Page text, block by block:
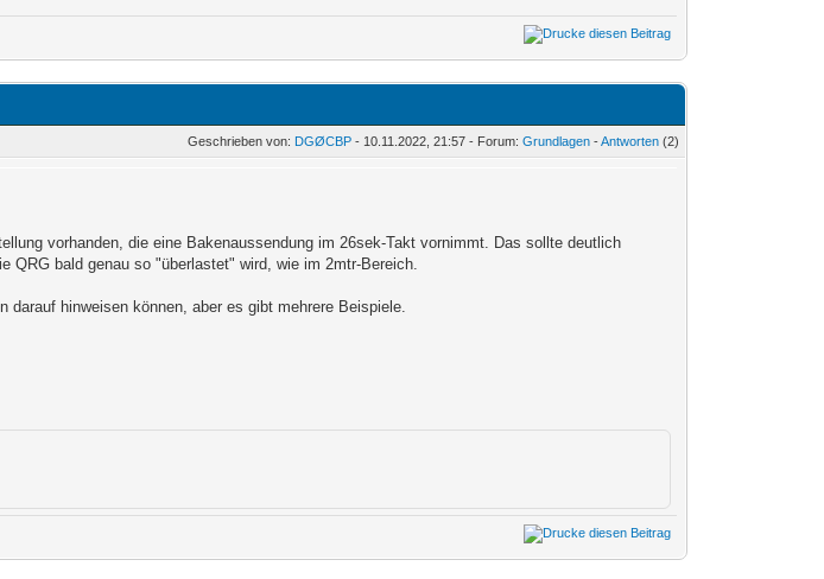
Geschrieben von: DGØCBP - 10.11.2022, 21:57 - Forum:Grundlagen-Antworten (2)
vorhanden, die eine Bakenaussendung im 26sek-Takt vornimmt. Das sollte deutlich
QRG bald genau so "überlastet" wird, wie im 2mtr-Bereich.
darauf hinweisen können, aber es gibt mehrere Beispiele.